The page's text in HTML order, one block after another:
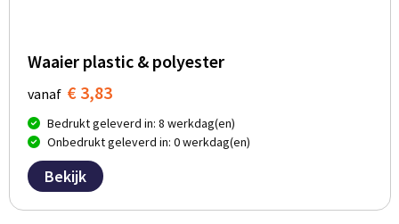
Waaier plastic & polyester
vanaf € 3,83
Bedrukt geleverd in: 8 werkdag(en)
Onbedrukt geleverd in: 0 werkdag(en)
Bekijk